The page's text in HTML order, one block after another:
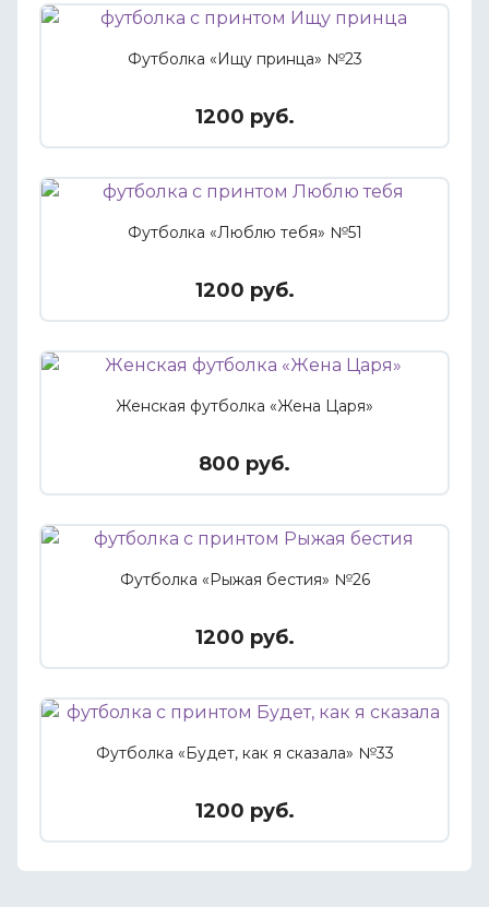
Футболка «Ищу принца» №23
1200 руб.
Футболка «Люблю тебя» №51
1200 руб.
Женская футболка «Жена Царя»
800 руб.
Футболка «Рыжая бестия» №26
1200 руб.
Футболка «Будет, как я сказала» №33
1200 руб.